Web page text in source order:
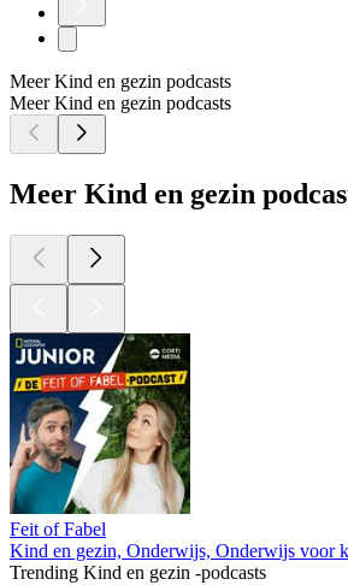
Meer Kind en gezin podcasts
Meer Kind en gezin podcasts
Meer Kind en gezin
Feit of Fabel
Kind en gezin, Onderwijs, Onderwijs voor
Trending Kind en gezin -podcasts